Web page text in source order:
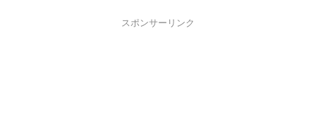
スポンサーリンク